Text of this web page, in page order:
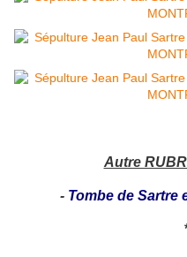
Autre
- Tombe de Sartre